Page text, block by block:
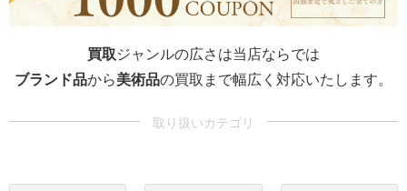
買取ジャンルの広さは当店ならでは
ブランド品から美術品の買取まで幅広く対応いたします。